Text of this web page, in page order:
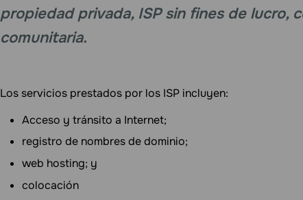
propiedad privada, ISP sin fines de lucro,
comunitaria.
Los servicios prestados por los ISP incluyen:
Acceso y tránsito a Internet;
registro de nombres de dominio;
web hosting; y
colocación